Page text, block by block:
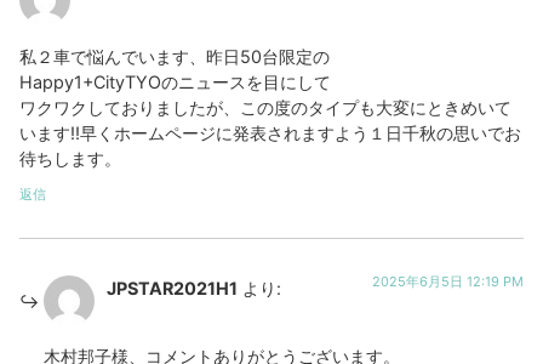
私２車で悩んでいます、昨日50台限定の
Happy1+CityTYOのニュースを目にして
ワクワクしておりましたが、この度のタイプも大変にときめいて
います!!早くホームページに発表されますよう１日千秋の思いでお
待ちします。
返信
JPSTAR2021H1 より: 2025年6月5日 12:19 PM
木村邦子様、コメントありがとうございます。